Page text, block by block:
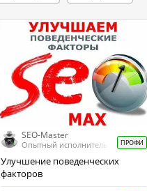
SEO-Master
Опытный исполнитель ПРОФИ
Улучшение поведенческих
факторов